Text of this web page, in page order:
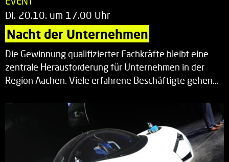
Di. 20.10. um 17.00 Uhr
Nacht der Unternehmen
Die Gewinnung qualifizierter Fachkräfte bleibt eine
zentrale Herausforderung für Unternehmen in der
Region Aachen. Viele erfahrene Beschäftigte gehen…